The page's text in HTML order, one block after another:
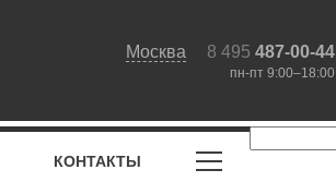
Москва 8 495 487-00-44
пн-пт 9:00–18:00
КОНТАКТЫ